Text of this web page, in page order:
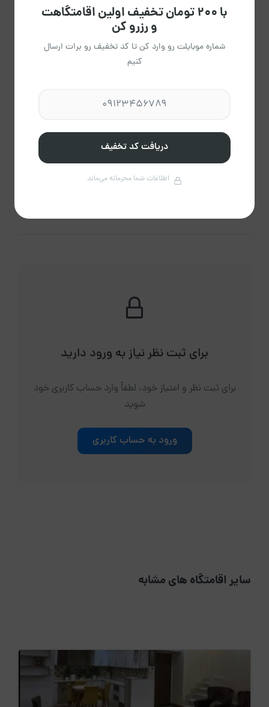
0%
تایید رزرو
امتیاز و دیدگاه‌ها کاربران
بدون دیدگاه
برای ثبت نظر نیاز به ورود دارید
برای ثبت نظر و امتیاز خود، لطفاً وارد حساب کاربری خود
شوید
ورود به حساب کاربری
سایر اقامتگاه های مشابه
با ۲۰۰ تومان تخفیف اولین اقامتگاهت
و رزرو کن
شماره موبایلت رو وارد کن تا کد تخفیف رو برات ارسال
کنیم
دریافت کد تخفیف
اطلاعات شما محرمانه می‌ماند